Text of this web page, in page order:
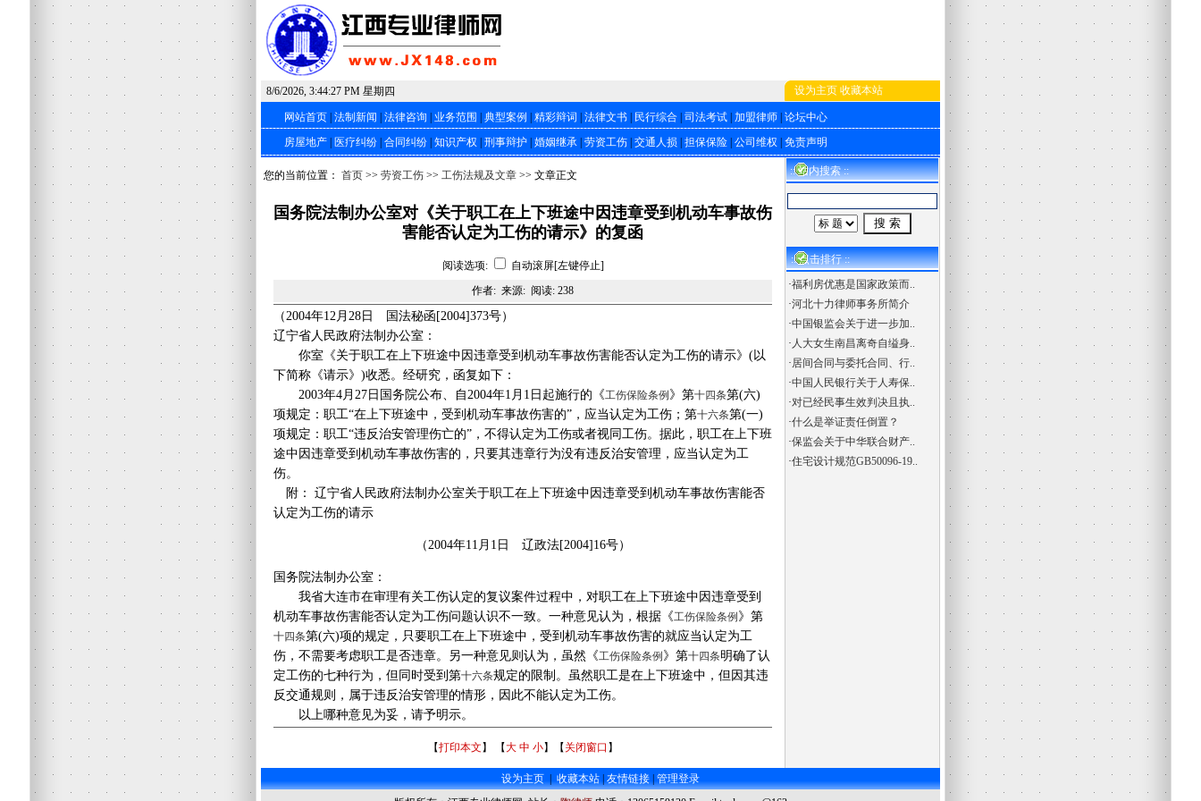
8/6/2026, 3:44:27 PM 星期四 设为主页 收藏本站
网站首页 法制新闻 法律咨询 业务范围 典型案例 精彩辩词 法律文书 民行综合 司法考试 加盟律师 论坛中心
房屋地产
医疗纠纷 合同纠纷 知识产权 刑事辩护 婚姻继承 劳资工伤 交通人损 担保保险 公司维权 免责声明
您的当前位置： 首页 >> 劳资工伤 >> 工伤法规及文章 >> 文章正文
国务院法制办公室对《关于职工在上下班途中因违章受到机动车事故伤
害能否认定为工伤的请示》的复函
阅读选项:
自动滚屏[左键停止]
作者: 来源: 阅读: 238
（2004年12月28日 国法秘函[2004]373号）
辽宁省人民政府法制办公室：
你室《关于职工在上下班途中因违章受到机动车事故伤害能否认定为工伤的请示》(以
下简称《请示》)收悉。经研究，函复如下：
2003年4月27日国务院公布、自2004年1月1日起施行的《工伤保险条例 》第十四条第(六)
项规定：职工“在上下班途中，受到机动车事故伤害的”，应当认定为工伤；第十六条第(一)
项规定：职工“违反治安管理伤亡的”，不得认定为工伤或者视同工伤。据此，职工在上下班
途中因违章受到机动车事故伤害的，只要其违章行为没有违反治安管理，应当认定为工
伤。
附： 辽宁省人民政府法制办公室关于职工在上下班途中因违章受到机动车事故伤害能否
认定为工伤的请示
（2004年11月1日 辽政法[2004]16号）
国务院法制办公室：
我省大连市在审理有关工伤认定的复议案件过程中，对职工在上下班途中因违章受到
机动车事故伤害能否认定为工伤问题认识不一致。一种意见认为，根据《工伤保险条例 》第
十四条第(六)项的规定，只要职工在上下班途中，受到机动车事故伤害的就应当认定为工
伤，不需要考虑职工是否违章。另一种意见则认为，虽然《工伤保险条例 》第十四条明确了认
定工伤的七种行为，但同时受到第十六条规定的限制。虽然职工是在上下班途中，但因其违
反交通规则，属于违反治安管理的情形，因此不能认定为工伤。
以上哪种意见为妥，请予明示。
【打印本文 】 【大 中 小】【 关闭窗口 】
:: 站内搜索 ::
:: 点击排行 ::
·福利房优惠是国家政策而..
·河北十力律师事务所简介
·中国银监会关于进一步加..
· 人大女生南昌离奇自缢身..
·居间合同与委托合同、行..
·中国人民银行关于人寿保..
·对已经民事生效判决且执..
·什么是举证责任倒置？
·保监会关于中华联合财产..
·住宅设计规范GB50096-19..
设为主页 收藏本站 友情链接 管理登录